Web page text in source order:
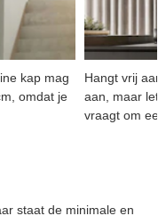
kap mag
omdat je
Hangt vrij
aan, maar let
vraagt om
staat de minimale en